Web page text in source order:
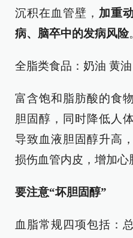
沉积在血管壁， 加重
病、脑卒中的发病风险
全脂类食品：奶油 黄
富含饱和脂肪酸的食
胆固醇，同时降低人
导致血液胆固醇升高
损伤血管内皮，增加心
要注意“坏胆固醇”
血脂常规四项包括：